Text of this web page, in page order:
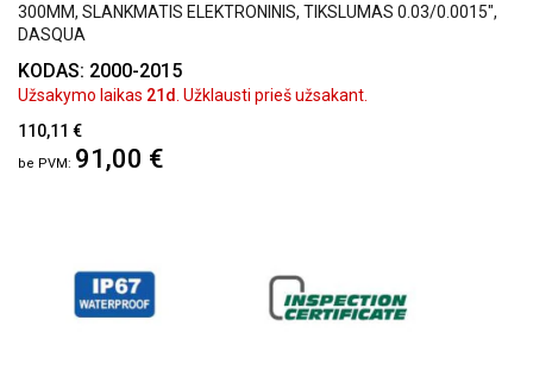
300MM, SLANKMATIS ELEKTRONINIS, TIKSLUMAS 0.03/0.0015",
DASQUA
KODAS: 2000-2015
Užsakymo laikas 21d . Užklausti prieš užsakant.
110,11 €
91,00 €